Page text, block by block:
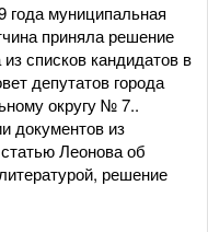
года муниципальная
приняла решение
списков кандидатов в
депутатов города
округу № 7..
документов из
Леонова об
решение